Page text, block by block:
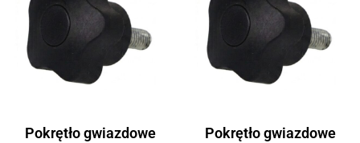
Pokrętło gwiazdowe
Pokrętło gwiazdowe